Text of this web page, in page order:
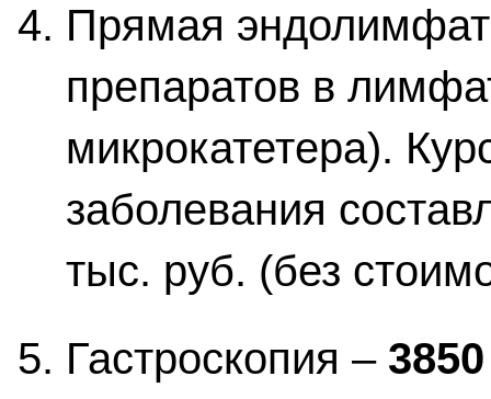
Прямая
препаратов в
микрокатетера).
заболевания
тыс. руб. (без
Гастроскопия – 3850